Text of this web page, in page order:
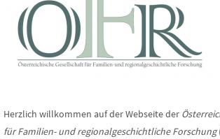
Herzlich willkommen auf der Webseite der
für Familien- und regionalgeschichtliche Forschung